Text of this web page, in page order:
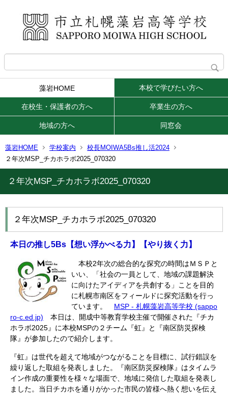
藻岩HOME 本校で学びたい方へ
在校生・保護者の方へ 卒業生の方へ
地域の方へ 同窓会
藻岩HOME 学校案内
校長MOIWA5Bs推し活2024
２年次MSP_チカホラボ2025_070320
２年次MSP_チカホラボ2025_070320
２年次MSP_チカホラボ2025_070320
本日の推し5Bs 【想い浮かべる力】 【やり抜く力】
本校2年次の総合的な探究の時間はＭＳＰと
いい、「社会の一員として、地域の課題解決
に向けたアイディアを共創する」ことを目的
に札幌市南区をフィールドに探究活動を行っ
ています。 MSP - 札幌藻岩高等学校 (sappo
ro-c.ed.jp) 本日は、開成中等教育学校主催で開催された『チカ
ホラボ2025』に本校MSPの２チーム『虹』と『南区防災探検
隊』が参加したので紹介します。
『虹』は世代を超えて地域がつながることを目標に、試行錯誤を
繰り返した取組を発表しました。『南区防災探検隊』はタイムラ
イン作成の重要性を様々な場面で、地域に発信した取組を発表し
ました。当日チカホを通りがかった市民の皆様へ熱く想いを伝え